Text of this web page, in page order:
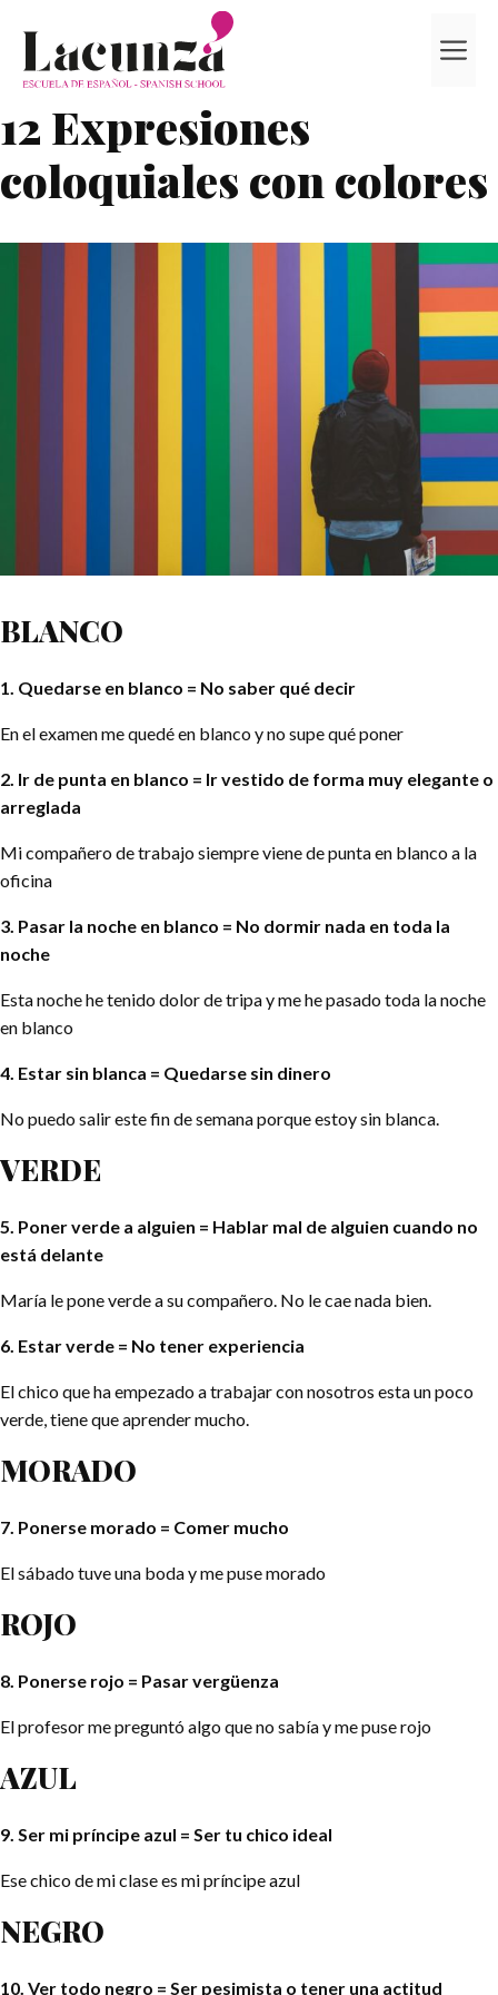
contenido
12 Expresiones
coloquiales con colores
BLANCO
1. Quedarse en blanco = No saber qué decir
En el examen me quedé en blanco y no supe qué poner
2. Ir de punta en blanco = Ir vestido de forma muy elegante o
arreglada
Mi compañero de trabajo siempre viene de punta en blanco a la
oficina
3. Pasar la noche en blanco = No dormir nada en toda la
noche
Esta noche he tenido dolor de tripa y me he pasado toda la noche
en blanco
4. Estar sin blanca = Quedarse sin dinero
No puedo salir este fin de semana porque estoy sin blanca.
VERDE
5. Poner verde a alguien = Hablar mal de alguien cuando no
está delante
María le pone verde a su compañero. No le cae nada bien.
6. Estar verde = No tener experiencia
El chico que ha empezado a trabajar con nosotros esta un poco
verde, tiene que aprender mucho.
MORADO
7. Ponerse morado = Comer mucho
El sábado tuve una boda y me puse morado
ROJO
8. Ponerse rojo = Pasar vergüenza
El profesor me preguntó algo que no sabía y me puse rojo
AZUL
9. Ser mi príncipe azul = Ser tu chico ideal
Ese chico de mi clase es mi príncipe azul
NEGRO
10. Ver todo negro = Ser pesimista o tener una actitud